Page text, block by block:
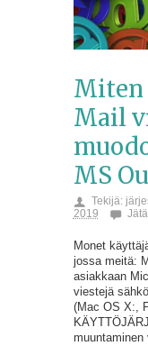
Miten
Mail
MS
Tekijä:
2019
Monet
jossa meitä:
asiakkaan
viestejä
(Mac OS X:,